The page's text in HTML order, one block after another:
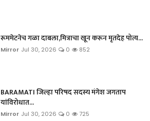
रूममेटनेच गळा दाबला,मित्राचा खून करून मृतदेह पोत्य...
Mirror Jul 30, 2026 0 852
BARAMATI जिल्हा परिषद सदस्य मंगेश जगताप
यांविरोधात...
Mirror Jul 30, 2026 0 725